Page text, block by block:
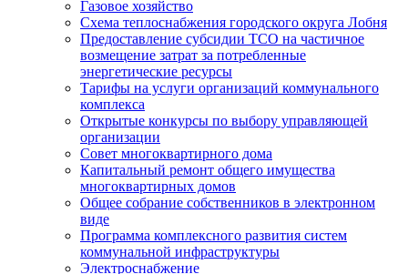
Газовое хозяйство
Схема теплоснабжения городского округа Лобня
Предоставление субсидии ТСО на частичное
возмещение затрат за потребленные
энергетические ресурсы
Тарифы на услуги организаций коммунального
комплекса
Открытые конкурсы по выбору управляющей
организации
Совет многоквартирного дома
Капитальный ремонт общего имущества
многоквартирных домов
Общее собрание собственников в электронном
виде
Программа комплексного развития систем
коммунальной инфраструктуры
Электроснабжение